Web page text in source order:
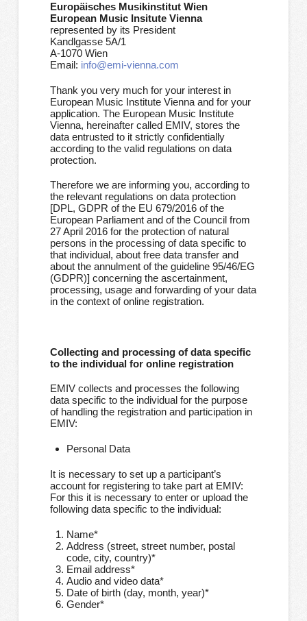
Europäisches Musikinstitut Wien
European Music Insitute Vienna
represented by its President
Kandlgasse 5A/1
A-1070 Wien
Email: info@emi-vienna.com
Thank you very much for your interest in
European Music Institute Vienna and for your
application. The European Music Institute
Vienna, hereinafter called EMIV, stores the
data entrusted to it strictly confidentially
according to the valid regulations on data
protection.
Therefore we are informing you, according to
the relevant regulations on data protection
[DPL, GDPR of the EU 679/2016 of the
European Parliament and of the Council from
27 April 2016 for the protection of natural
persons in the processing of data specific to
that individual, about free data transfer and
about the annulment of the guideline 95/46/EG
(GDPR)] concerning the ascertainment,
processing, usage and forwarding of your data
in the context of online registration.
Collecting and processing of data specific
to the individual for online registration
EMIV collects and processes the following
data specific to the individual for the purpose
of handling the registration and participation in
EMIV:
Personal Data
It is necessary to set up a participant’s
account for registering to take part at EMIV:
For this it is necessary to enter or upload the
following data specific to the individual:
Name*
Address (street, street number, postal
code, city, country)*
Email address*
Audio and video data*
Date of birth (day, month, year)*
Gender*